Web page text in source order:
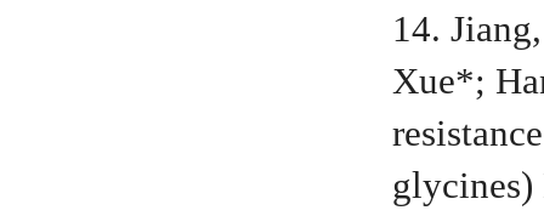
14.
Xue*;
glycines)